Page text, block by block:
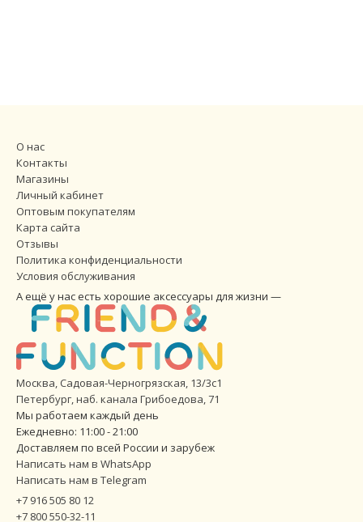
О нас
Контакты
Магазины
Личный кабинет
Оптовым покупателям
Карта сайта
Отзывы
Политика конфиденциальности
Условия обслуживания
А ещё у нас есть хорошие аксессуары для жизни —
Москва, Садовая-Черногрязская, 13/3с1
Петербург,наб. канала Грибоедова, 71
Мы работаем каждый день
Ежедневно: 11:00 - 21:00
Доставляем по всей России и зарубеж
Написать нам в WhatsApp
Написать нам в Telegram
+7 916 505 80 12
+7 800 550-32-11